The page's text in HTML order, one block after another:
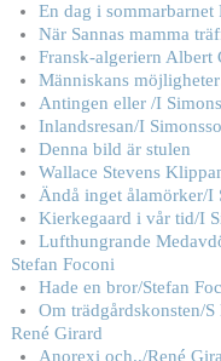
En dag i sommarbarnet
När Sannas mamma
Fransk-algeriern Albert
Människans
Antingen eller /I
Inlandsresan/I
Denna bild är stulen
Wallace Stevens
Ändå inget ålamörker/I
Kierkegaard i vår tid/I
Lufthungrande
Stefan Foconi
Hade en bror/Stefan
Om trädgårdskonsten/S
René Girard
Anorexi och../René